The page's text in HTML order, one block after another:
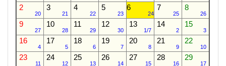
2
20
3
21
4
22
5
23
6
24
7
25
8
26
9
27
10
28
11
29
12
30
13
1/7
14
2
15
3
16
4
17
5
18
6
19
7
20
8
21
9
22
10
23
11
24
12
25
13
26
14
27
15
28
16
29
17